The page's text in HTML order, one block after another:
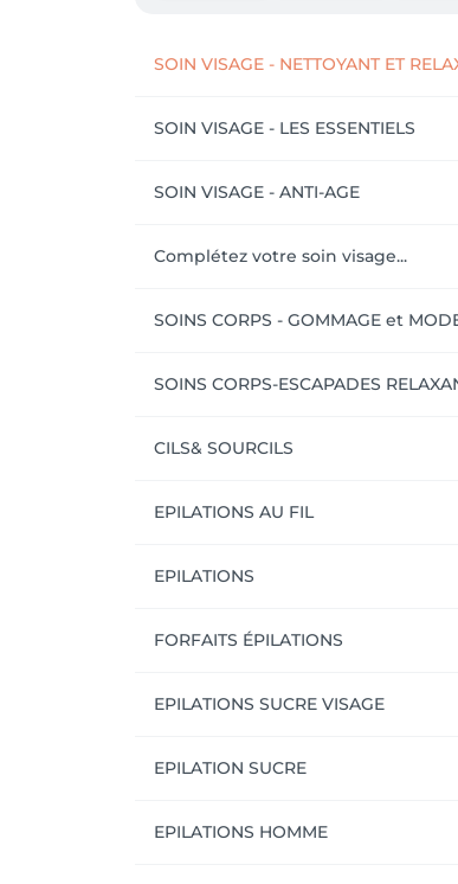
SOIN VISAGE - NETTOYANT ET
SOIN VISAGE - LES ESSENTIELS
SOIN VISAGE - ANTI-AGE
Complétez votre soin visage...
SOINS CORPS - GOMMAGE et
SOINS CORPS-ESCAPADES
CILS& SOURCILS
EPILATIONS AU FIL
EPILATIONS
FORFAITS ÉPILATIONS
EPILATIONS SUCRE VISAGE
EPILATION SUCRE
EPILATIONS HOMME